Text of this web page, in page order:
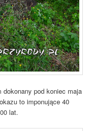
dokonany pod koniec maja
to imponujące 40
lat.